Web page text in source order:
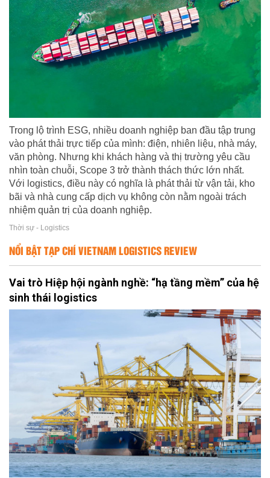
Trong lộ trình ESG, nhiều doanh nghiệp ban đầu tập trung
vào phát thải trực tiếp của mình: điện, nhiên liệu, nhà máy,
văn phòng. Nhưng khi khách hàng và thị trường yêu cầu
nhìn toàn chuỗi, Scope 3 trở thành thách thức lớn nhất.
Với logistics, điều này có nghĩa là phát thải từ vận tải, kho
bãi và nhà cung cấp dịch vụ không còn nằm ngoài trách
nhiệm quản trị của doanh nghiệp.
Thời sự - Logistics
NỔI BẬT TẠP CHÍ VIETNAM LOGISTICS REVIEW
Vai trò Hiệp hội ngành nghề: “hạ tầng mềm” của hệ
sinh thái logistics